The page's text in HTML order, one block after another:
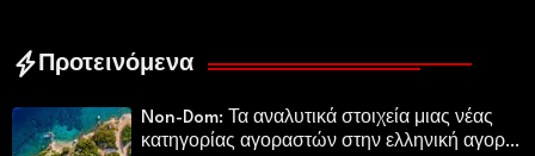
Προτεινόμενα
Non-Dom: Τα αναλυτικά στοιχεία μιας νέας
κατηγορίας αγοραστών στην ελληνική αγορά